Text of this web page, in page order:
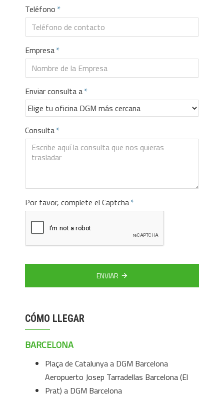
Teléfono
Empresa
Enviar consulta a
Consulta
Por favor, complete el Captcha
ENVIAR
CÓMO LLEGAR
BARCELONA
Plaça de Catalunya a DGM Barcelona
Aeropuerto Josep Tarradellas Barcelona (El
Prat) a DGM Barcelona